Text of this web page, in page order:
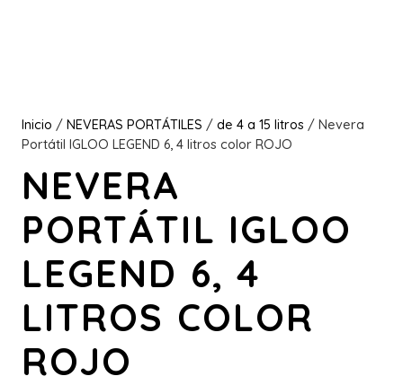
Inicio / NEVERAS PORTÁTILES / de 4 a 15 litros / Nevera
Portátil IGLOO LEGEND 6, 4 litros color ROJO
NEVERA
PORTÁTIL IGLOO
LEGEND 6, 4
LITROS COLOR
ROJO